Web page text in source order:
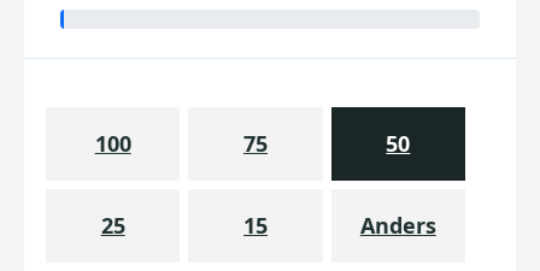
100 75 50
25 15 Anders